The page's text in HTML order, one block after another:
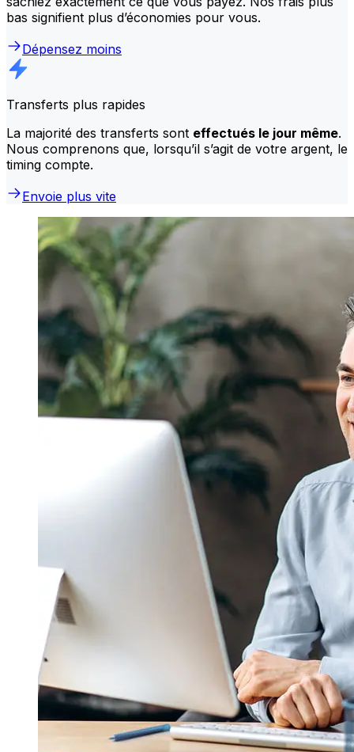
bas signifient plus d’économies pour vous.
Dépensez moins
Transferts plus rapides
La majorité des transferts sont effectués le jour même.
Nous comprenons que, lorsqu’il s’agit de votre argent, le
timing compte.
Envoie plus vite